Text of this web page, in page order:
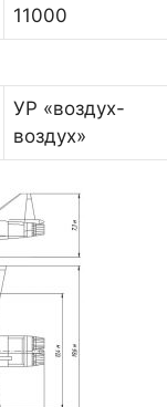
11000
УР «воздух-
воздух»